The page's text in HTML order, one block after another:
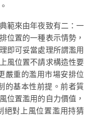
範來由年夜致有二：一
位置的一種表示情勢，
即可妥當處理所謂濫用
風位置不請求構造性要
嚴重的濫用市場安排位
的基本性前提。前者質
位置濫用的自力價值，
絕對上風位置濫用持猜